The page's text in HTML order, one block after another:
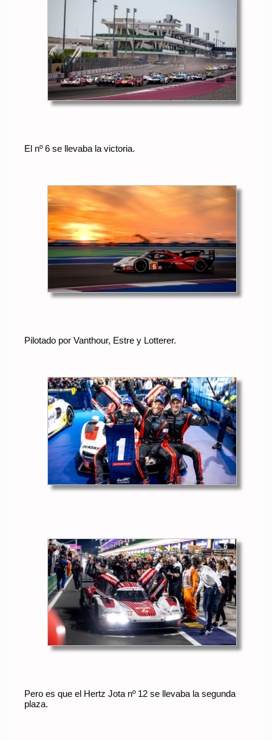
El nº 6 se llevaba la victoria.
Pilotado por Vanthour, Estre y Lotterer.
Pero es que el Hertz Jota nº 12 se llevaba la segunda
plaza.